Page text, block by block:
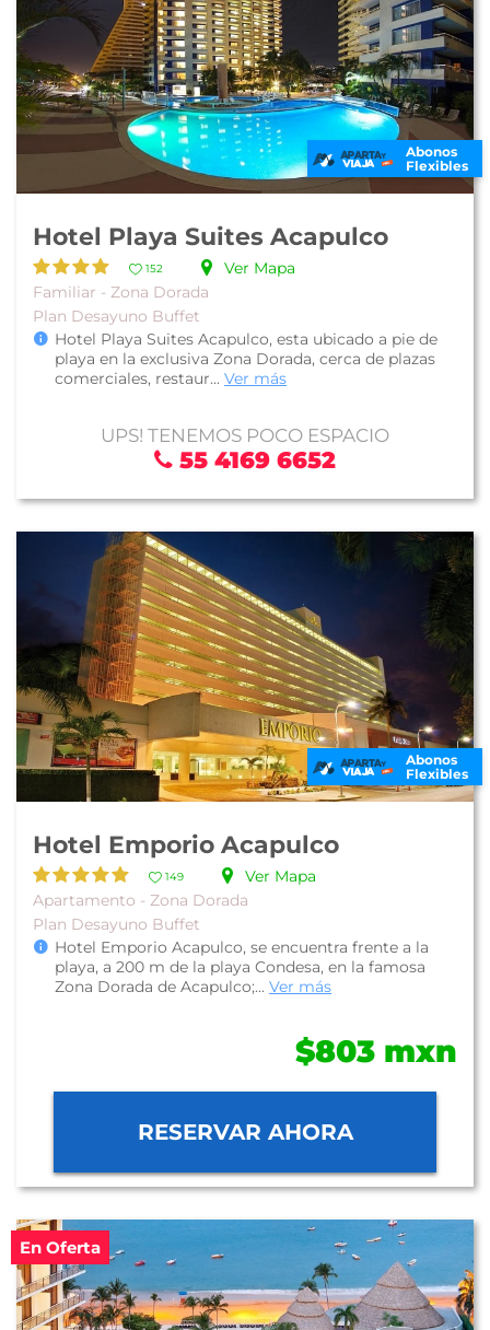
Abonos
Flexibles
Hotel Playa Suites Acapulco
152
Ver Mapa
Familiar - Zona Dorada
Plan Desayuno Buffet
Hotel Playa Suites Acapulco, esta ubicado a pie de
playa en la exclusiva Zona Dorada, cerca de plazas
comerciales, restaur... Ver más
UPS! TENEMOS POCO ESPACIO
55 4169 6652
Abonos
Flexibles
Hotel Emporio Acapulco
149
Ver Mapa
Apartamento - Zona Dorada
Plan Desayuno Buffet
Hotel Emporio Acapulco, se encuentra frente a la
playa, a 200 m de la playa Condesa, en la famosa
Zona Dorada de Acapulco;... Ver más
$803 mxn
RESERVAR AHORA
En Oferta